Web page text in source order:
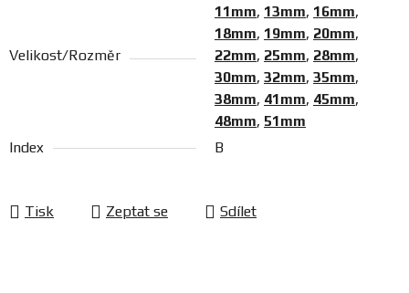
Velikost/Rozměr
11mm, 13mm, 16mm,
18mm, 19mm, 20mm,
22mm, 25mm, 28mm,
30mm, 32mm, 35mm,
38mm, 41mm, 45mm,
48mm, 51mm
Index
B
Tisk Zeptat se Sdílet